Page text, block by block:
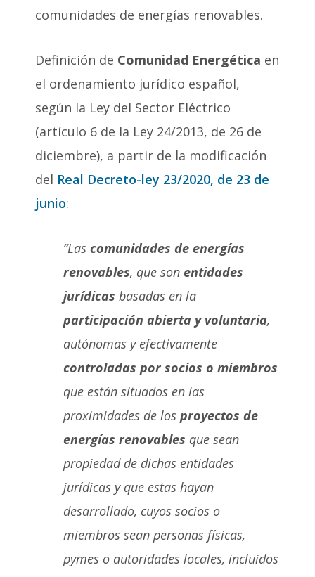
comunidades de energías renovables.
Definición de Comunidad Energética en
el ordenamiento jurídico español,
según la Ley del Sector Eléctrico
(artículo 6 de la Ley 24/2013, de 26 de
diciembre), a partir de la modificación
del Real Decreto-ley 23/2020, de 23 de
junio:
“Lascomunidades de energías
renovables, que sonentidades
jurídicas basadas en la
participación abierta y voluntaria,
autónomas y efectivamente
controladas por socios o miembros
que están situados en las
proximidades de losproyectos de
energías renovables que sean
propiedad de dichas entidades
jurídicas y que estas hayan
desarrollado, cuyos socios o
miembros sean personas físicas,
pymes o autoridades locales, incluidos